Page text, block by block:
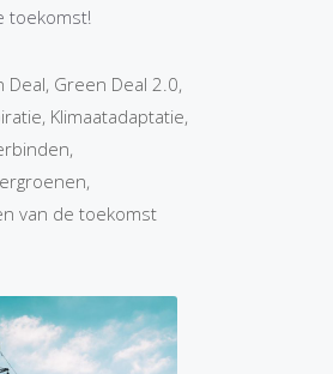
toekomst!
Deal, Green Deal 2.0,
, Klimaatadaptatie,
,
,
van de toekomst